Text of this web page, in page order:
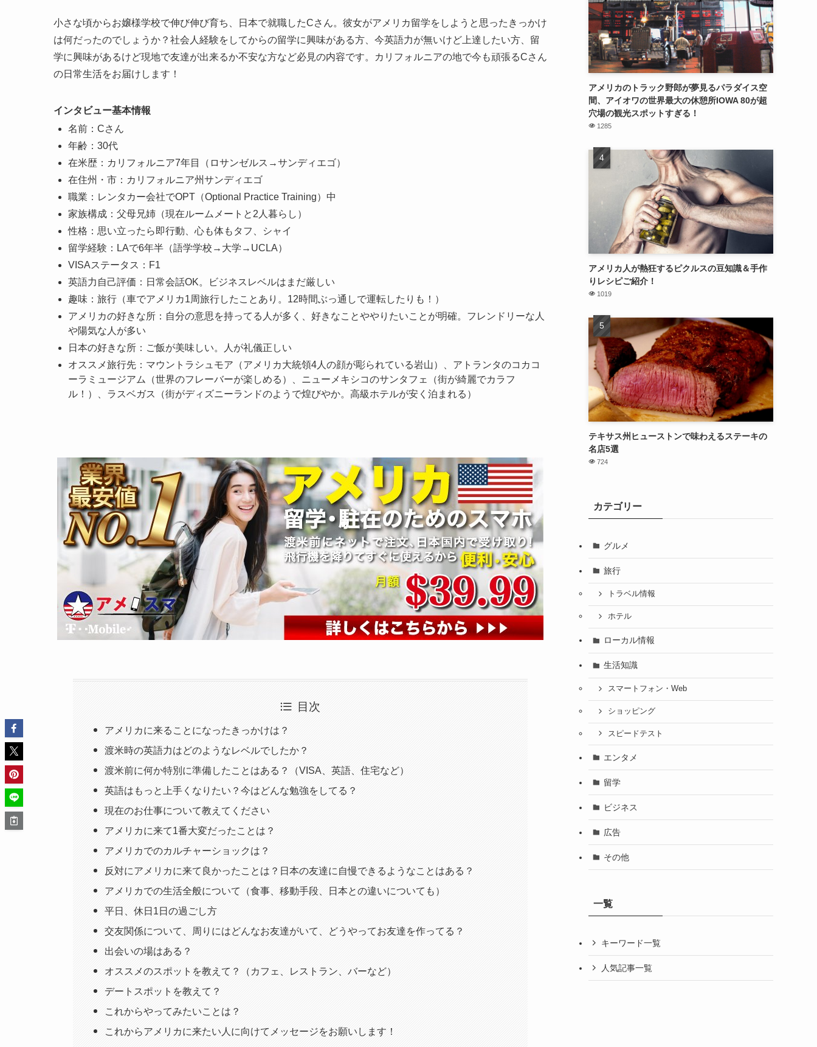
小さな頃からお嬢様学校で伸び伸び育ち、日本で就職したCさん。彼女がアメリカ留学をしようと思ったきっかけ
は何だったのでしょうか？社会人経験をしてからの留学に興味がある方、今英語力が無いけど上達したい方、留
学に興味があるけど現地で友達が出来るか不安な方など必見の内容です。カリフォルニアの地で今も頑張るCさん
の日常生活をお届けします！
インタビュー基本情報
名前：Cさん
年齢：30代
在米歴：カリフォルニア7年目（ロサンゼルス→サンディエゴ）
在住州・市：カリフォルニア州サンディエゴ
職業：レンタカー会社でOPT（Optional Practice Training）中
家族構成：父母兄姉（現在ルームメートと2人暮らし）
性格：思い立ったら即行動、心も体もタフ、シャイ
留学経験：LAで6年半（語学学校→大学→UCLA）
VISAステータス：F1
英語力自己評価：日常会話OK。ビジネスレベルはまだ厳しい
趣味：旅行（車でアメリカ1周旅行したことあり。12時間ぶっ通しで運転したりも！）
アメリカの好きな所：自分の意思を持ってる人が多く、好きなことややりたいことが明確。フレンドリーな人
や陽気な人が多い
日本の好きな所：ご飯が美味しい。人が礼儀正しい
オススメ旅行先：マウントラシュモア（アメリカ大統領4人の顔が彫られている岩山）、アトランタのコカコ
ーラミュージアム（世界のフレーバーが楽しめる）、ニューメキシコのサンタフェ（街が綺麗でカラフ
ル！）、ラスベガス（街がディズニーランドのようで煌びやか。高級ホテルが安く泊まれる）
目次
アメリカに来ることになったきっかけは？
渡米時の英語力はどのようなレベルでしたか？
渡米前に何か特別に準備したことはある？（VISA、英語、住宅など）
英語はもっと上手くなりたい？今はどんな勉強をしてる？
現在のお仕事について教えてください
アメリカに来て1番大変だったことは？
アメリカでのカルチャーショックは？
反対にアメリカに来て良かったことは？日本の友達に自慢できるようなことはある？
アメリカでの生活全般について（食事、移動手段、日本との違いについても）
平日、休日1日の過ごし方
交友関係について、周りにはどんなお友達がいて、どうやってお友達を作ってる？
出会いの場はある？
オススメのスポットを教えて？（カフェ、レストラン、バーなど）
デートスポットを教えて？
これからやってみたいことは？
これからアメリカに来たい人に向けてメッセージをお願いします！
アメリカのトラック野郎が夢見るパラダイス空
間、アイオワの世界最大の休憩所IOWA 80が超
穴場の観光スポットすぎる！
1285
アメリカ人が熱狂するピクルスの豆知識＆手作
りレシピご紹介！
1019
テキサス州ヒューストンで味わえるステーキの
名店5選
724
カテゴリー
グルメ
旅行
トラベル情報
ホテル
ローカル情報
生活知識
スマートフォン・Web
ショッピング
スピードテスト
エンタメ
留学
ビジネス
広告
その他
一覧
キーワード一覧
人気記事一覧